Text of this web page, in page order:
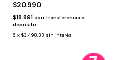
$20.990
$18.891 con Transferencia o
depósito
6 x $3.498,33 sin interés